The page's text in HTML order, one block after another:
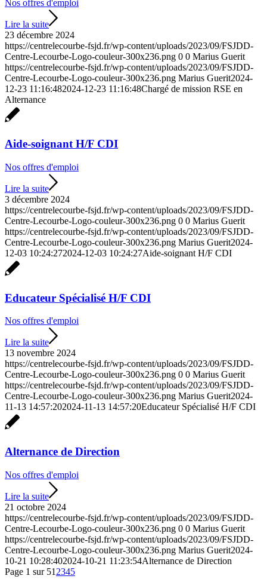
Nos offres d'emploi
Lire la suite
23 décembre 2024
https://centrelecourbe-fsjd.fr/wp-content/uploads/2023/09/FSJDD-
Centre-Lecourbe-Logo-couleur-300x236.png 0 0 Marius Guerit
https://centrelecourbe-fsjd.fr/wp-content/uploads/2023/09/FSJDD-
Centre-Lecourbe-Logo-couleur-300x236.png Marius Guerit2024-
12-23 11:16:482024-12-23 11:16:48Chargé de mission RSE en
Alternance
Aide-soignant H/F CDI
Nos offres d'emploi
Lire la suite
3 décembre 2024
https://centrelecourbe-fsjd.fr/wp-content/uploads/2023/09/FSJDD-
Centre-Lecourbe-Logo-couleur-300x236.png 0 0 Marius Guerit
https://centrelecourbe-fsjd.fr/wp-content/uploads/2023/09/FSJDD-
Centre-Lecourbe-Logo-couleur-300x236.png Marius Guerit2024-
12-03 10:24:272024-12-03 10:24:27Aide-soignant H/F CDI
Educateur Spécialisé H/F CDI
Nos offres d'emploi
Lire la suite
13 novembre 2024
https://centrelecourbe-fsjd.fr/wp-content/uploads/2023/09/FSJDD-
Centre-Lecourbe-Logo-couleur-300x236.png 0 0 Marius Guerit
https://centrelecourbe-fsjd.fr/wp-content/uploads/2023/09/FSJDD-
Centre-Lecourbe-Logo-couleur-300x236.png Marius Guerit2024-
11-13 14:57:202024-11-13 14:57:20Educateur Spécialisé H/F CDI
Alternance de Direction
Nos offres d'emploi
Lire la suite
21 octobre 2024
https://centrelecourbe-fsjd.fr/wp-content/uploads/2023/09/FSJDD-
Centre-Lecourbe-Logo-couleur-300x236.png 0 0 Marius Guerit
https://centrelecourbe-fsjd.fr/wp-content/uploads/2023/09/FSJDD-
Centre-Lecourbe-Logo-couleur-300x236.png Marius Guerit2024-
10-21 10:28:402024-10-21 11:23:54Alternance de Direction
Page 1 sur 51 2345